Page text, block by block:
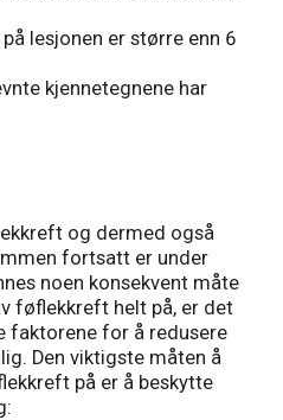
lesjonen er større enn 6
kjennetegnene har
og dermed også
fortsatt er under
noen konsekvent måte
føflekkreft helt på, er det
faktorene for å redusere
Den viktigste måten å
på er å beskytte